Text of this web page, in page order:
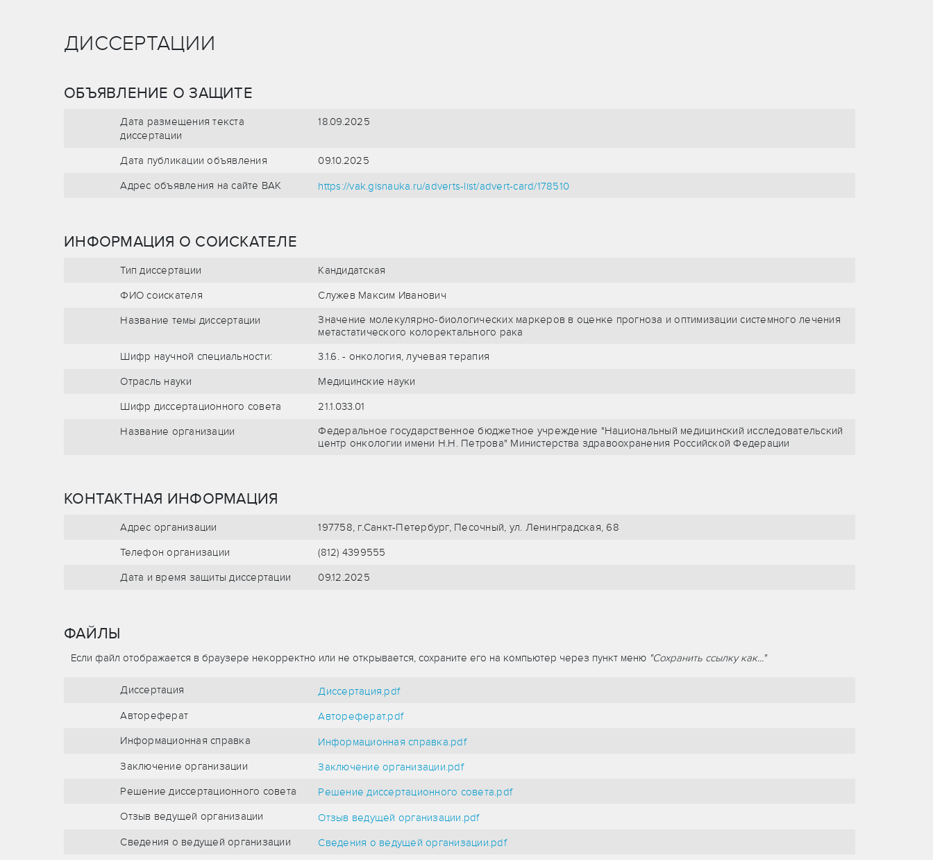
ДИССЕРТАЦИИ
ОБЪЯВЛЕНИЕ О ЗАЩИТЕ
Дата размещения текста
диссертации
18.09.2025
Дата публикации объявления
09.10.2025
Адрес объявления на сайте ВАК
https://vak.gisnauka.ru/adverts-list/advert-card/178510
ИНФОРМАЦИЯ О СОИСКАТЕЛЕ
Тип диссертации
Кандидатская
ФИО соискателя
Служев Максим Иванович
Название темы диссертации
Значение молекулярно-биологических маркеров в оценке прогноза и оптимизации системного лечения
метастатического колоректального рака
Шифр научной специальности:
3.1.6. - онкология, лучевая терапия
Отрасль науки
Медицинские науки
Шифр диссертационного совета
21.1.033.01
Название организации
Федеральное государственное бюджетное учреждение "Национальный медицинский исследовательский
центр онкологии имени Н.Н. Петрова" Министерства здравоохранения Российской Федерации
КОНТАКТНАЯ ИНФОРМАЦИЯ
Адрес организации
197758, г.Санкт-Петербург, Песочный, ул. Ленинградская, 68
Телефон организации
(812) 4399555
Дата и время защиты диссертации
09.12.2025
ФАЙЛЫ
Если файл отображается в браузере некорректно или не открывается, сохраните его на компьютер через пункт меню "Сохранить ссылку как..."
Диссертация
Диссертация.pdf
Автореферат
Автореферат.pdf
Информационная справка
Информационная справка.pdf
Заключение организации
Заключение организации.pdf
Решение диссертационного совета
Решение диссертационного совета.pdf
Отзыв ведущей организации
Отзыв ведущей организации.pdf
Сведения о ведущей организации
Сведения о ведущей организации.pdf